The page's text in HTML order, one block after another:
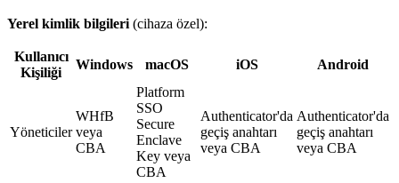
Yerel kimlik bilgileri (cihaza özel):
Kullanıcı
Kişiliği
Windows macOS iOS Android
Yöneticiler
WHfB
veya
CBA
Platform
SSO
Secure
Enclave
Key veya
CBA
Authenticator'da
geçiş anahtarı
veya CBA
Authenticator'da
geçiş anahtarı
veya CBA